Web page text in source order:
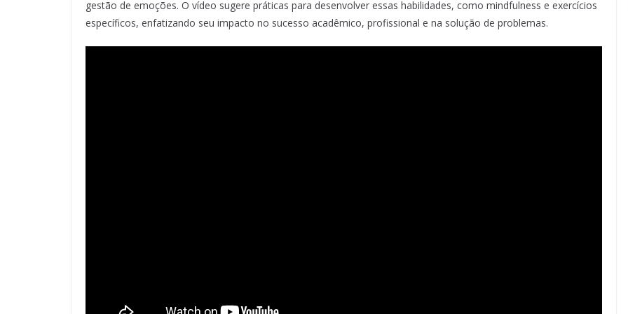
gestão de emoções. O vídeo sugere práticas para desenvolver essas habilidades, como mindfulness e exercícios
específicos, enfatizando seu impacto no sucesso acadêmico, profissional e na solução de problemas.